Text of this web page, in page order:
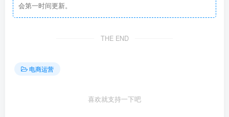
会第一时间更新。
THE END
电商运营
喜欢就支持一下吧